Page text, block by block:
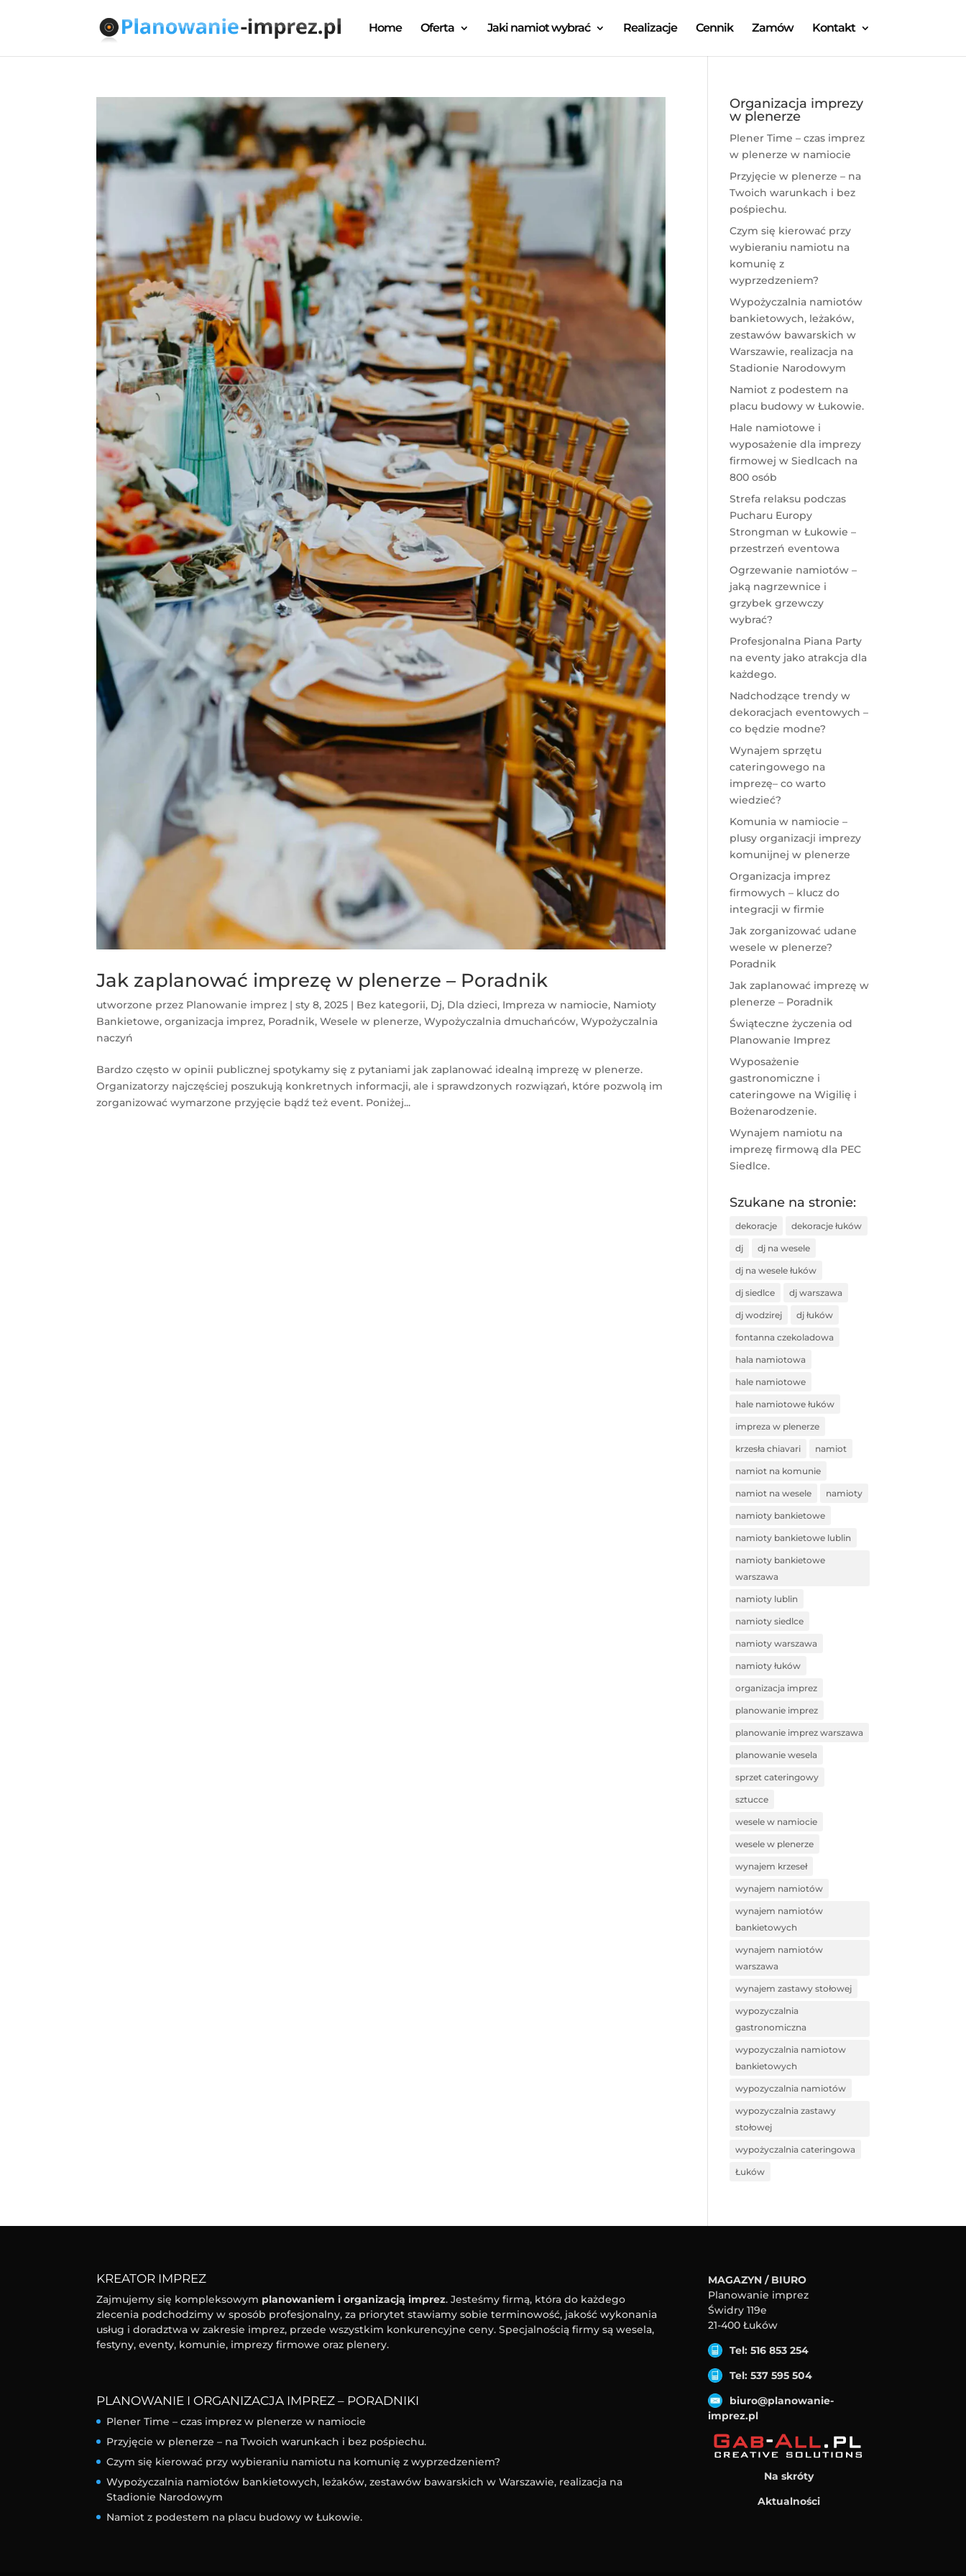
Home Oferta Jaki namiot wybrać Realizacje Cennik Zamów Kontakt
Jak zaplanować imprezę w plenerze – Poradnik
utworzone przez Planowanie imprez |sty 8, 2025 | Bez kategorii, Dj, Dla dzieci, Impreza w namiocie, Namioty
Bankietowe,organizacja imprez, Poradnik,Wesele w plenerze,Wypożyczalnia dmuchańców,Wypożyczalnia
naczyń
Bardzo często w opinii publicznej spotykamy się z pytaniami jak zaplanować idealną imprezę w plenerze.
Organizatorzy najczęściej poszukują konkretnych informacji, ale i sprawdzonych rozwiązań, które pozwolą im
zorganizować wymarzone przyjęcie bądź też event. Poniżej...
Organizacja imprezy
w plenerze
Plener Time – czas imprez
w plenerze w namiocie
Przyjęcie w plenerze – na
Twoich warunkach i bez
pośpiechu.
Czym się kierować przy
wybieraniu namiotu na
komunię z
wyprzedzeniem?
Wypożyczalnia namiotów
bankietowych, leżaków,
zestawów bawarskich w
Warszawie, realizacja na
Stadionie Narodowym
Namiot z podestem na
placu budowy w Łukowie.
Hale namiotowe i
wyposażenie dla imprezy
firmowej w Siedlcach na
800 osób
Strefa relaksu podczas
Pucharu Europy
Strongman w Łukowie –
przestrzeń eventowa
Ogrzewanie namiotów –
jaką nagrzewnice i
grzybek grzewczy
wybrać?
Profesjonalna Piana Party
na eventy jako atrakcja dla
każdego.
Nadchodzące trendy w
dekoracjach eventowych –
co będzie modne?
Wynajem sprzętu
cateringowego na
imprezę– co warto
wiedzieć?
Komunia w namiocie –
plusy organizacji imprezy
komunijnej w plenerze
Organizacja imprez
firmowych – klucz do
integracji w firmie
Jak zorganizować udane
wesele w plenerze?
Poradnik
Jak zaplanować imprezę w
plenerze – Poradnik
Świąteczne życzenia od
Planowanie Imprez
Wyposażenie
gastronomiczne i
cateringowe na Wigilię i
Bożenarodzenie.
Wynajem namiotu na
imprezę firmową dla PEC
Siedlce.
Szukane na stronie:
dekoracje dekoracje łuków
dj dj na wesele
dj na wesele łuków
dj siedlce dj warszawa
dj wodzirej dj łuków
fontanna czekoladowa
hala namiotowa
hale namiotowe
hale namiotowe łuków
impreza w plenerze
krzesła chiavari namiot
namiot na komunie
namiot na wesele namioty
namioty bankietowe
namioty bankietowe lublin
namioty bankietowe
warszawa
namioty lublin
namioty siedlce
namioty warszawa
namioty łuków
organizacja imprez
planowanie imprez
planowanie imprez warszawa
planowanie wesela
sprzet cateringowy
sztucce
wesele w namiocie
wesele w plenerze
wynajem krzeseł
wynajem namiotów
wynajem namiotów
bankietowych
wynajem namiotów
warszawa
wynajem zastawy stołowej
wypozyczalnia
gastronomiczna
wypozyczalnia namiotow
bankietowych
wypozyczalnia namiotów
wypozyczalnia zastawy
stołowej
wypożyczalnia cateringowa
Łuków
KREATOR IMPREZ
Zajmujemy się kompleksowym planowaniem i organizacją imprez. Jesteśmy firmą, która do każdego
zlecenia podchodzimy w sposób profesjonalny, za priorytet stawiamy sobie terminowość, jakość wykonania
usług i doradztwa w zakresie imprez, przede wszystkim konkurencyjne ceny. Specjalnością firmy są wesela,
festyny, eventy, komunie, imprezy firmowe oraz plenery.
PLANOWANIE I ORGANIZACJA IMPREZ – PORADNIKI
Plener Time – czas imprez w plenerze w namiocie
Przyjęcie w plenerze – na Twoich warunkach i bez pośpiechu.
Czym się kierować przy wybieraniu namiotu na komunię z wyprzedzeniem?
Wypożyczalnia namiotów bankietowych, leżaków, zestawów bawarskich w Warszawie, realizacja na
Stadionie Narodowym
Namiot z podestem na placu budowy w Łukowie.
MAGAZYN / BIURO
Planowanie imprez
Świdry 119e
21-400 Łuków
Tel: 516 853 254
Tel: 537 595 504
biuro@planowanie-
imprez.pl
Na skróty
Aktualności